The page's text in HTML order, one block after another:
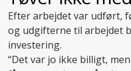
Efter arbejdet var udført,
og udgifterne til arbejdet
investering.
“Det var jo ikke billigt,